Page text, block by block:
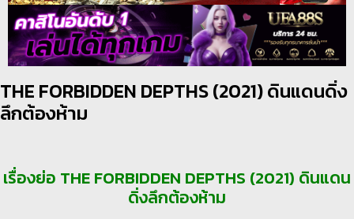
THE FORBIDDEN DEPTHS (2021) ดินแดนดิ่ง
ลึกต้องห้าม
เรื่องย่อ THE FORBIDDEN DEPTHS (2021) ดินแดน
ดิ่งลึกต้องห้าม